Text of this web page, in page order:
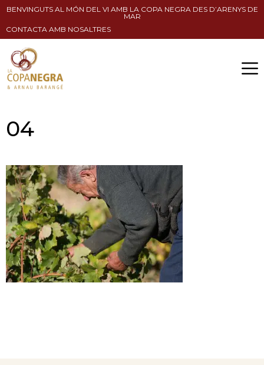
BENVINGUTS AL MÓN DEL VI AMB LA COPA NEGRA DES D’ARENYS DE
MAR
CONTACTA AMB NOSALTRES
04